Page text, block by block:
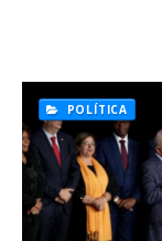
POLÍTICA